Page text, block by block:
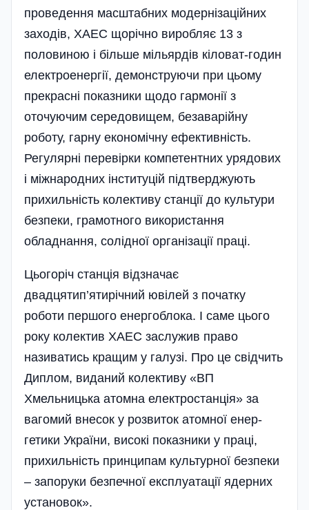
проведення масштабних модернізаційних
заходів, ХАЕС щорічно виробляє 13 з
половиною і більше мільярдів кіловат-годин
електроенергії, демонструючи при цьому
прекрасні показники щодо гармонії з
оточуючим середовищем, безаварійну
роботу, гарну економічну ефективність.
Регулярні перевірки компетентних урядових
і міжнародних інституцій підтверджують
прихильність колективу станції до культури
безпеки, грамотного використання
обладнання, солідної організації праці.
Цьогоріч станція відзначає
двадцятип’ятирічний ювілей з початку
роботи першого енергоблока. І саме цього
року колектив ХАЕС заслужив право
називатись кращим у галузі. Про це свідчить
Дип­­лом, виданий колективу «ВП
Хмельницька атомна електростанція» за
вагомий внесок у розвиток атомної енер­
гетики України, високі показники у праці,
прихильність принципам культурної безпеки
– запоруки безпечної експлуатації ядерних
установок».